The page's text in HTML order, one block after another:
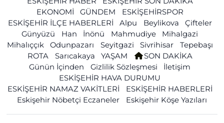
EKONOMİ
GÜNDEM
ESKİŞEHİRSPOR
ESKİŞEHİR İLÇE HABERLERİ
Alpu Beylikova
Çifteler
Günyüzü
Han İnönü Mahmudiye
Mihalgazi
Mihalıççık
Odunpazarı Seyitgazi Sivrihisar
Tepebaşı
ROTA
Sarıcakaya YAŞAM
SON DAKİKA
Günün İçinden
Gizlilik Sözleşmesi
İletişim
ESKİŞEHİR HAVA DURUMU
ESKİŞEHİR NAMAZ VAKİTLERİ
ESKİŞEHİR HABERLERİ
Eskişehir Nöbetçi Eczaneler
Eskişehir Köşe Yazıları